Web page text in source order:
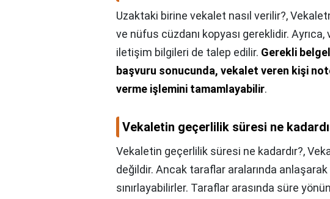
Uzaktaki birine vekalet nasıl verilir?,
ve nüfus cüzdanı kopyası gereklidir.
iletişim bilgileri de talep edilir. Gerekli
başvuru sonucunda, vekalet veren kişi
verme işlemini tamamlayabilir.
Vekaletin geçerlilik süresi ne
Vekaletin geçerlilik süresi ne kadardır?,
değildir. Ancak taraflar aralarında
sınırlayabilirler. Taraflar arasında süre